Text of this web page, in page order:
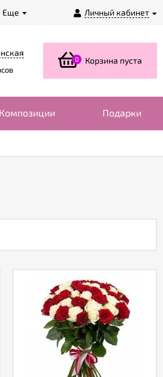
Личный кабинет
Еще
0 Корзина пуста
Композиции Подарки